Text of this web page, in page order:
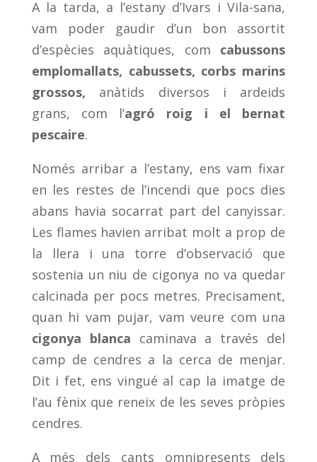
A la tarda, a l’estany d’Ivars i Vila-sana,
vam poder gaudir d’un bon assortit
d’espècies aquàtiques, com cabussons
emplomallats, cabussets, corbs marins
grossos, anàtids diversos i ardeids
grans, com l’agró roig i el bernat
pescaire.
Només arribar a l’estany, ens vam fixar
en les restes de l’incendi que pocs dies
abans havia socarrat part del canyissar.
Les flames havien arribat molt a prop de
la llera i una torre d’observació que
sostenia un niu de cigonya no va quedar
calcinada per pocs metres. Precisament,
quan hi vam pujar, vam veure com una
cigonya blanca caminava a través del
camp de cendres a la cerca de menjar.
Dit i fet, ens vingué al cap la imatge de
l’au fènix que reneix de les seves pròpies
cendres.
A més dels cants omnipresents dels